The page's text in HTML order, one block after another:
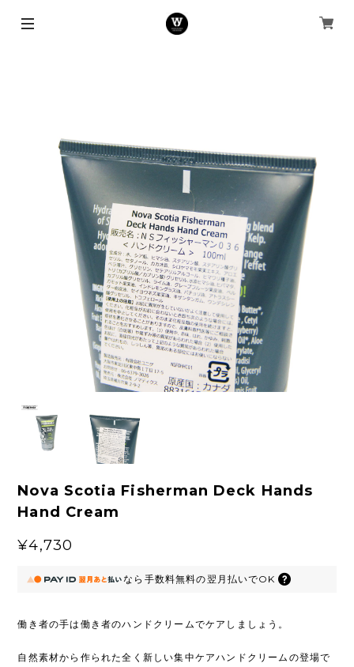
Nova Scotia Fisherman Deck Hands
Hand Cream
¥4,730
なら 手数料無料の翌月払いでOK
働き者の手は働き者のハンドクリームでケアしましょう。
自然素材から作られた全く新しい集中ケアハンドクリームの登場で